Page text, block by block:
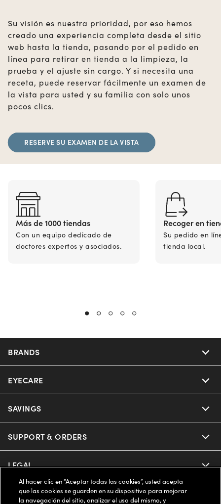
Su visión es nuestra prioridad, por eso hemos
creado una experiencia completa desde el sitio
web hasta la tienda, pasando por el pedido en
línea para retirar en tienda a la limpieza, la
prueba y el ajuste sin cargo. Y si necesita una
receta, puede reservar fácilmente un examen de
la vista para usted y su familia con solo unos
pocos clics.
RESERVE SU EXAMEN DE LA VISTA
Más de 1000 tiendas
Con un equipo dedicado de
doctores expertos y asociados.
Recoger en
Su pedido en
tienda local.
BRANDS
Nuance Audio
Ray-Ban
Oakley
Oakley Meta
EYECARE
Our Eyeglasses
Our Sunglasses
Our Contact Lenses
Ray-Ban | Meta
SAVINGS
Offers & Discount
Insurance
FSA & HSA
SUPPORT & ORDERS
Help Center
Online Order Status
LEGAL
Privacy Policy
COMPANY INFO
Al hacer clic en “Aceptar todas las cookies”, usted acepta
que las cookies se guarden en su dispositivo para mejorar
la navegación del sitio, analizar el uso del mismo, y